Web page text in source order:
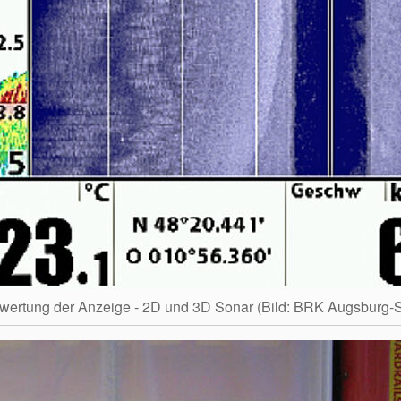
der Anzeige - 2D und 3D Sonar (Bild: BRK Augsburg-